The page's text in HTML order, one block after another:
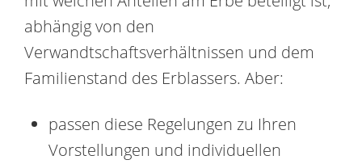
abhängig von den
Verwandtschaftsverhältnissen und dem
Familienstand des Erblassers. Aber:
passen diese Regelungen zu Ihren
Vorstellungen und individuellen